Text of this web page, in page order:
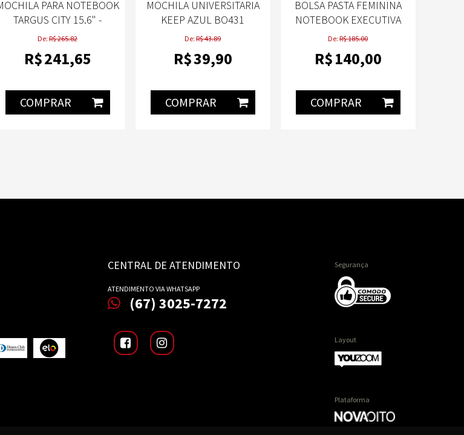
PARA NOTEBOOK
TARGUS CITY 15.6" -
TSB89004
De: R$ 265.82
R$241,65
COMPRAR
MOCHILA UNIVERSITARIA
KEEP AZUL BO431
MULTILASER
De: R$ 43.89
R$39,90
COMPRAR
BOLSA PASTA FEMININA
NOTEBOOK EXECUTIVA
ALÇA TIRACOLO PU
De: R$ 185.00
R$140,00
COMPRAR
CENTRAL DE ATENDIMENTO
ATENDIMENTO VIA WHATSAPP
(67) 3025-7272
Segurança
Layout
Plataforma